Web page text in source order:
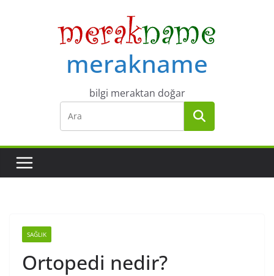
merakname
bilgi meraktan doğar
SAĞLIK
Ortopedi nedir?